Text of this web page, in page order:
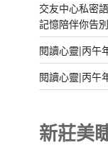
交友中心私密
記憶陪伴你告
閱讀心靈|丙午
閱讀心靈|丙午
新莊美